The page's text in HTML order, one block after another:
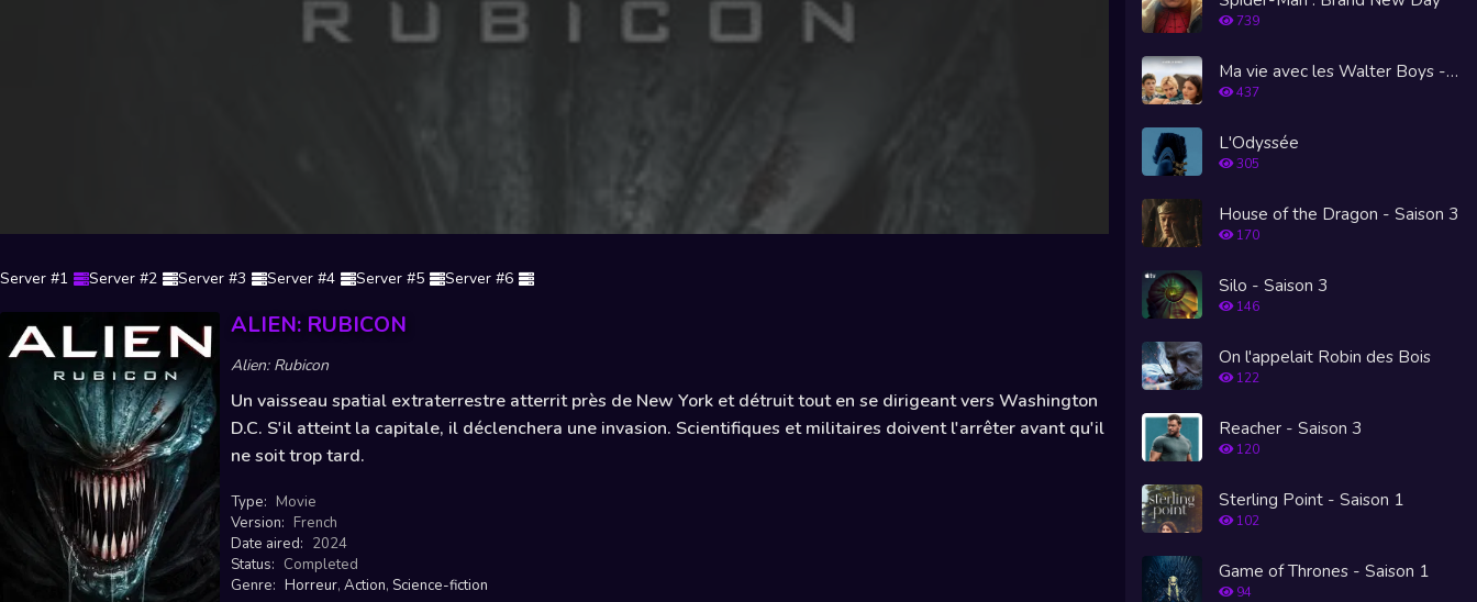
Server #1 Server #2 Server #3 Server #4 Server #5 Server #6
ALIEN: RUBICON
Alien: Rubicon
Un vaisseau spatial extraterrestre atterrit près de New York et détruit tout en se dirigeant vers Washington
D.C. S'il atteint la capitale, il déclenchera une invasion. Scientifiques et militaires doivent l'arrêter avant qu'il
ne soit trop tard.
Type: Movie
Version: French
Date aired: 2024
Status: Completed
Genre: Horreur, Action, Science-fiction
739
Ma vie avec les Walter Boys - Saison 3
437
L'Odyssée
305
House of the Dragon - Saison 3
170
Silo - Saison 3
146
On l'appelait Robin des Bois
122
Reacher - Saison 3
120
Sterling Point - Saison 1
102
Game of Thrones - Saison 1
94